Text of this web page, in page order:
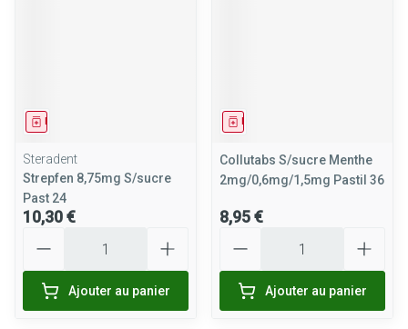
Steradent
Strepfen 8,75mg S/sucre
Past 24
10,30 €
Ajouter au panier
Collutabs S/sucre Menthe
2mg/0,6mg/1,5mg Pastil 36
8,95 €
Ajouter au panier